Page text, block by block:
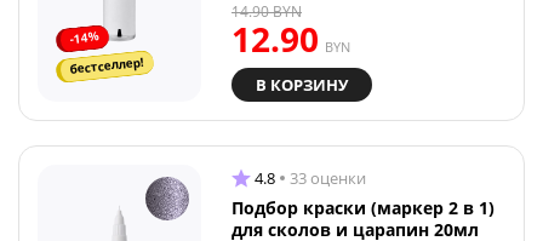
-14%
бестселлер!
12.90 BYN
14.90BYN
В КОРЗИНУ
4.8 33 оценки
Подбор краски (маркер 2 в 1)
для сколов и царапин 20мл